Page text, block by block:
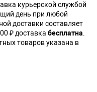
курьерской службой
день при любой
доставки составляет
₽ доставка бесплатна
товаров указана в